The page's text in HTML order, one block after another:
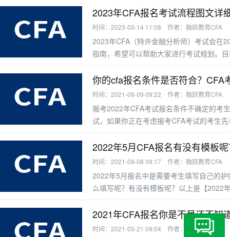
2023年CFA报名考试流程图文详
时间：2023-03-14 11:08 作者：融跃教育CFA
2023年CFA（特许金融分析师）考试会在
指南，希望可以帮助大家进行考试规划。
你的cfa报名条件是否符合？CFA
时间：2021-09-09 09:22 作者：融跃教育CFA
报考2022年CFA考试报名条件不确定的考
试，如果你正在考虑报考CFA考试的考生
等项目毕业月份前11个月(含)以内C.3年制
职工作经验E.无大专
2022年5月CFA报名有没有模板
时间：2021-09-08 09:17 作者：融跃教育CFA
2022年5月报名中是需要考生填写自己的
么填写呢？有没有模板呢？以上是【2022
（rongyuejiaoyu）在报名选择5月CFA考
首先是选择护照的
2021年CFA报名你是不是还不知
时间：2021-03-21 09:04 作者：融跃教育CFA